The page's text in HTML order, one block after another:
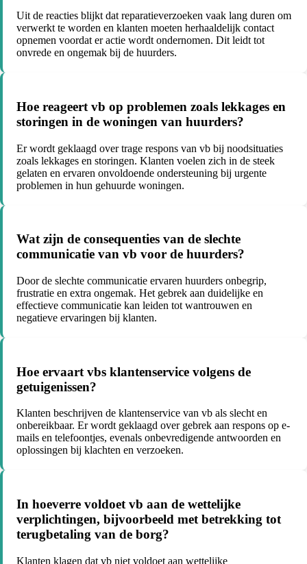
Uit de reacties blijkt dat reparatieverzoeken vaak lang duren om
verwerkt te worden en klanten moeten herhaaldelijk contact
opnemen voordat er actie wordt ondernomen. Dit leidt tot
onvrede en ongemak bij de huurders.
Hoe reageert vb op problemen zoals lekkages en
storingen in de woningen van huurders?
Er wordt geklaagd over trage respons van vb bij noodsituaties
zoals lekkages en storingen. Klanten voelen zich in de steek
gelaten en ervaren onvoldoende ondersteuning bij urgente
problemen in hun gehuurde woningen.
Wat zijn de consequenties van de slechte
communicatie van vb voor de huurders?
Door de slechte communicatie ervaren huurders onbegrip,
frustratie en extra ongemak. Het gebrek aan duidelijke en
effectieve communicatie kan leiden tot wantrouwen en
negatieve ervaringen bij klanten.
Hoe ervaart vbs klantenservice volgens de
getuigenissen?
Klanten beschrijven de klantenservice van vb als slecht en
onbereikbaar. Er wordt geklaagd over gebrek aan respons op e-
mails en telefoontjes, evenals onbevredigende antwoorden en
oplossingen bij klachten en verzoeken.
In hoeverre voldoet vb aan de wettelijke
verplichtingen, bijvoorbeeld met betrekking tot
terugbetaling van de borg?
Klanten klagen dat vb niet voldoet aan wettelijke